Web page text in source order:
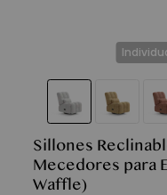
Sillones
Mecedores para
Waffle)